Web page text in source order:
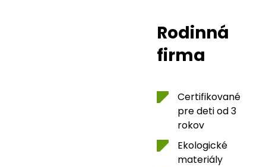
Rodinná
firma
Certifikované
pre deti od 3
rokov
Ekologické
materiály